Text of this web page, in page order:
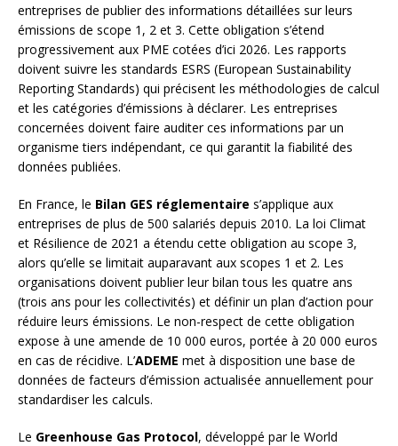
entreprises de publier des informations détaillées sur leurs
émissions de scope 1, 2 et 3. Cette obligation s’étend
progressivement aux PME cotées d’ici 2026. Les rapports
doivent suivre les standards ESRS (European Sustainability
Reporting Standards) qui précisent les méthodologies de calcul
et les catégories d’émissions à déclarer. Les entreprises
concernées doivent faire auditer ces informations par un
organisme tiers indépendant, ce qui garantit la fiabilité des
données publiées.
En France, le Bilan GES réglementaire s’applique aux
entreprises de plus de 500 salariés depuis 2010. La loi Climat
et Résilience de 2021 a étendu cette obligation au scope 3,
alors qu’elle se limitait auparavant aux scopes 1 et 2. Les
organisations doivent publier leur bilan tous les quatre ans
(trois ans pour les collectivités) et définir un plan d’action pour
réduire leurs émissions. Le non-respect de cette obligation
expose à une amende de 10 000 euros, portée à 20 000 euros
en cas de récidive. L’ADEME met à disposition une base de
données de facteurs d’émission actualisée annuellement pour
standardiser les calculs.
Le Greenhouse Gas Protocol, développé par le World